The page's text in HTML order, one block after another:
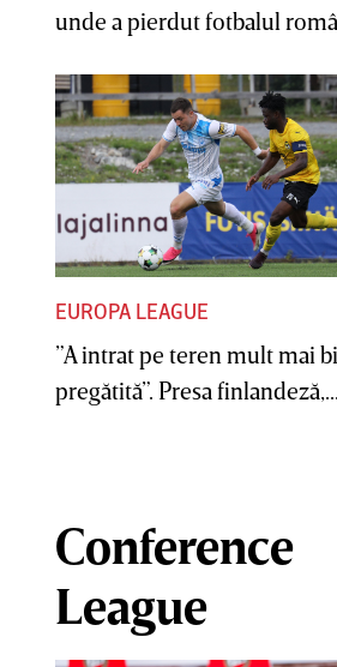
unde a pierdut fotbalul
EUROPA LEAGUE
”A intrat pe teren mult mai
pregătită”. Presa
Conference
League